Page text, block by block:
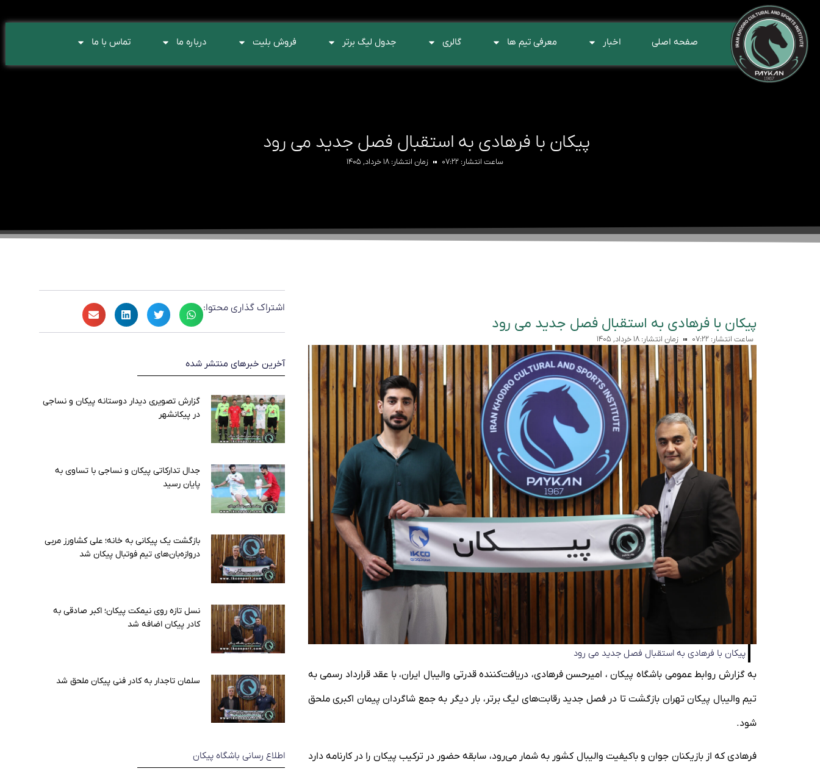
صفحه اصلی اخبار معرفی تیم ها گالری جدول لیگ برتر فروش بلیت درباره ما تماس با ما
پیکان با فرهادی به استقبال فصل جدید می رود
ساعت انتشار: ۰۷:۲۲ زمان انتشار:۱۸ خرداد, ۱۴۰۵
پیکان با فرهادی به استقبال فصل جدید می رود
ساعت انتشار: ۰۷:۲۲ زمان انتشار: ۱۸ خرداد, ۱۴۰۵
پیکان با فرهادی به استقبال فصل جدید می رود
به گزارش روابط عمومی باشگاه پیکان ، امیرحسن فرهادی، دریافت‌کننده قدرتی والیبال ایران، با عقد قرارداد رسمی به
تیم والیبال پیکان تهران بازگشت تا در فصل جدید رقابت‌های لیگ برتر، بار دیگر به جمع شاگردان پیمان اکبری ملحق
شود.
فرهادی که از بازیکنان جوان و باکیفیت والیبال کشور به شمار می‌رود، سابقه حضور در ترکیب پیکان را در کارنامه دارد
اشتراک گذاری محتوا:
آخرین خبرهای منتشر شده
گزارش تصویری دیدار دوستانه پیکان و نساجی
در پیکانشهر
جدال تدارکاتی پیکان و نساجی با تساوی به
پایان رسید
بازگشت یک پیکانی به خانه؛ علی کشاورز مربی
دروازه‌بان‌های تیم فوتبال پیکان شد
نسل تازه روی نیمکت پیکان؛ اکبر صادقی به
کادر پیکان اضافه شد
سلمان تاجدار به کادر فنی پیکان ملحق شد
اطلاع رسانی باشگاه پیکان